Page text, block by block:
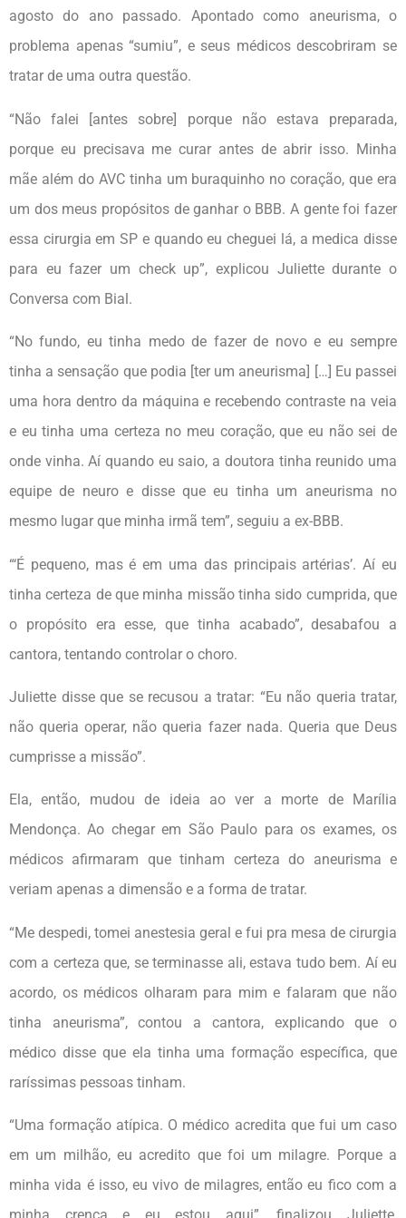
agosto do ano passado. Apontado como aneurisma, o
problema apenas “sumiu”, e seus médicos descobriram se
tratar de uma outra questão.
“Não falei [antes sobre] porque não estava preparada,
porque eu precisava me curar antes de abrir isso. Minha
mãe além do AVC tinha um buraquinho no coração, que era
um dos meus propósitos de ganhar o BBB. A gente foi fazer
essa cirurgia em SP e quando eu cheguei lá, a medica disse
para eu fazer um check up”, explicou Juliette durante o
Conversa com Bial.
“No fundo, eu tinha medo de fazer de novo e eu sempre
tinha a sensação que podia [ter um aneurisma] […] Eu passei
uma hora dentro da máquina e recebendo contraste na veia
e eu tinha uma certeza no meu coração, que eu não sei de
onde vinha. Aí quando eu saio, a doutora tinha reunido uma
equipe de neuro e disse que eu tinha um aneurisma no
mesmo lugar que minha irmã tem”, seguiu a ex-BBB.
“‘É pequeno, mas é em uma das principais artérias’. Aí eu
tinha certeza de que minha missão tinha sido cumprida, que
o propósito era esse, que tinha acabado”, desabafou a
cantora, tentando controlar o choro.
Juliette disse que se recusou a tratar: “Eu não queria tratar,
não queria operar, não queria fazer nada. Queria que Deus
cumprisse a missão”.
Ela, então, mudou de ideia ao ver a morte de Marília
Mendonça. Ao chegar em São Paulo para os exames, os
médicos afirmaram que tinham certeza do aneurisma e
veriam apenas a dimensão e a forma de tratar.
“Me despedi, tomei anestesia geral e fui pra mesa de cirurgia
com a certeza que, se terminasse ali, estava tudo bem. Aí eu
acordo, os médicos olharam para mim e falaram que não
tinha aneurisma”, contou a cantora, explicando que o
médico disse que ela tinha uma formação específica, que
raríssimas pessoas tinham.
“Uma formação atípica. O médico acredita que fui um caso
em um milhão, eu acredito que foi um milagre. Porque a
minha vida é isso, eu vivo de milagres, então eu fico com a